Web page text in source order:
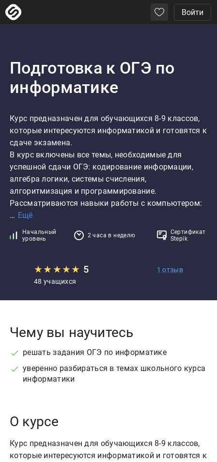
Войти
Подготовка к ОГЭ по
информатике
Курс предназначен для обучающихся 8-9 классов,
которые интересуются информатикой и готовятся к
сдаче экзамена.
В курс включены все темы, необходимые для
успешной сдачи ОГЭ: кодирование информации,
алгебра логики, системы счисления,
алгоритмизация и программирование.
Рассматриваются навыки работы с компьютером:
… Ещё
Начальный
уровень
2 часа в неделю
Сертификат
Stepik
★★★★★ 5
1 отзыв
48 учащихся
Чему вы научитесь
решать задания ОГЭ по информатике
уверенно разбираться в темах школьного курса
информатики
О курсе
Курс предназначен для обучающихся 8-9 классов,
которые интересуются информатикой и готовятся к